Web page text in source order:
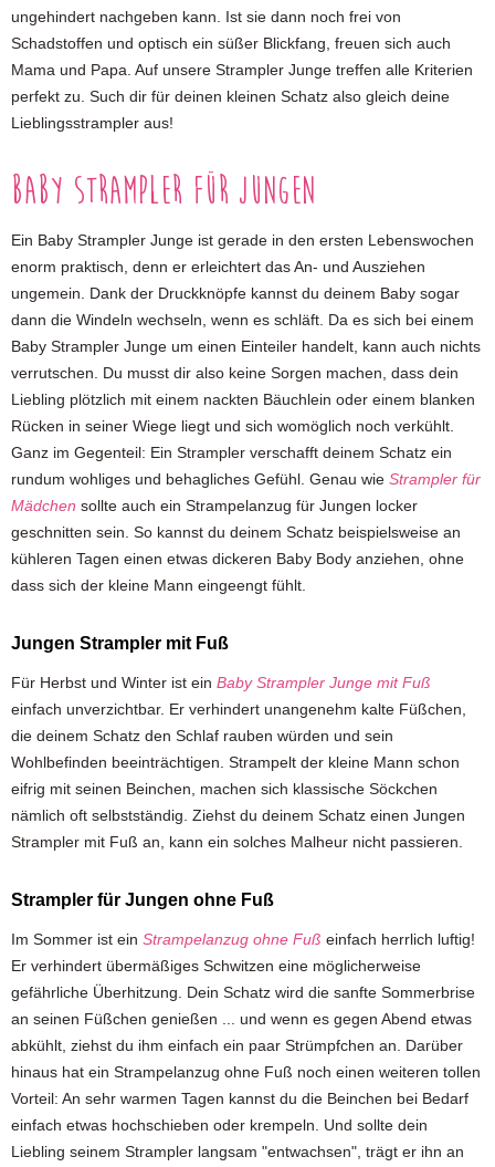
ungehindert nachgeben kann. Ist sie dann noch frei von
Schadstoffen und optisch ein süßer Blickfang, freuen sich auch
Mama und Papa. Auf unsere Strampler Junge treffen alle Kriterien
perfekt zu. Such dir für deinen kleinen Schatz also gleich deine
Lieblingsstrampler aus!
Baby Strampler für Jungen
Ein Baby Strampler Junge ist gerade in den ersten Lebenswochen
enorm praktisch, denn er erleichtert das An- und Ausziehen
ungemein. Dank der Druckknöpfe kannst du deinem Baby sogar
dann die Windeln wechseln, wenn es schläft. Da es sich bei einem
Baby Strampler Junge um einen Einteiler handelt, kann auch nichts
verrutschen. Du musst dir also keine Sorgen machen, dass dein
Liebling plötzlich mit einem nackten Bäuchlein oder einem blanken
Rücken in seiner Wiege liegt und sich womöglich noch verkühlt.
Ganz im Gegenteil: Ein Strampler verschafft deinem Schatz ein
rundum wohliges und behagliches Gefühl. Genau wie Strampler für
Mädchen sollte auch ein Strampelanzug für Jungen locker
geschnitten sein. So kannst du deinem Schatz beispielsweise an
kühleren Tagen einen etwas dickeren Baby Body anziehen, ohne
dass sich der kleine Mann eingeengt fühlt.
Jungen Strampler mit Fuß
Für Herbst und Winter ist ein Baby Strampler Junge mit Fuß
einfach unverzichtbar. Er verhindert unangenehm kalte Füßchen,
die deinem Schatz den Schlaf rauben würden und sein
Wohlbefinden beeinträchtigen. Strampelt der kleine Mann schon
eifrig mit seinen Beinchen, machen sich klassische Söckchen
nämlich oft selbstständig. Ziehst du deinem Schatz einen Jungen
Strampler mit Fuß an, kann ein solches Malheur nicht passieren.
Strampler für Jungen ohne Fuß
Im Sommer ist ein Strampelanzug ohne Fuß einfach herrlich luftig!
Er verhindert übermäßiges Schwitzen eine möglicherweise
gefährliche Überhitzung. Dein Schatz wird die sanfte Sommerbrise
an seinen Füßchen genießen ... und wenn es gegen Abend etwas
abkühlt, ziehst du ihm einfach ein paar Strümpfchen an. Darüber
hinaus hat ein Strampelanzug ohne Fuß noch einen weiteren tollen
Vorteil: An sehr warmen Tagen kannst du die Beinchen bei Bedarf
einfach etwas hochschieben oder krempeln. Und sollte dein
Liebling seinem Strampler langsam "entwachsen", trägt er ihn an